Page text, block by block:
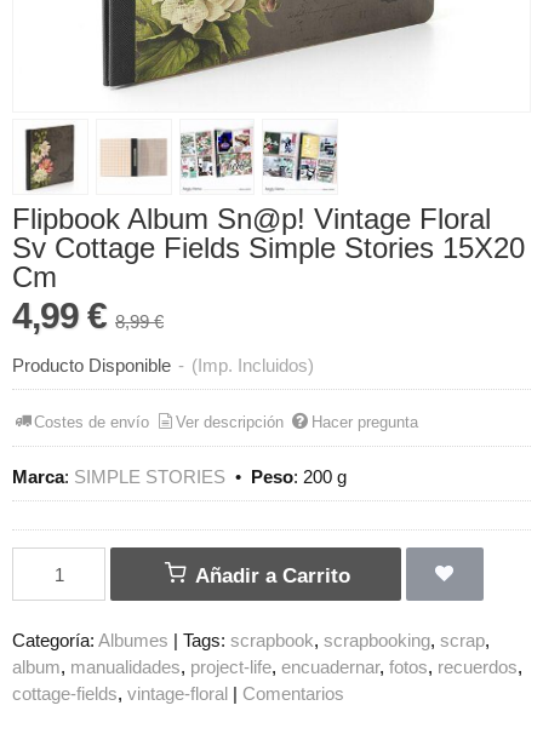
Flipbook Album Sn@p! Vintage Floral
Sv Cottage Fields Simple Stories 15X20
Cm
4,99 € 8,99 €
Producto Disponible - (Imp. Incluidos)
Costes de envío Ver descripción Hacer pregunta
Marca: SIMPLE STORIES • Peso: 200 g
Añadir a Carrito
Categoría: Albumes | Tags: scrapbook scrapbooking scrap
album manualidades project-life encuadernar fotos recuerdos
cottage-fields vintage-floral | Comentarios